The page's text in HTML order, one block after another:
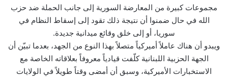
مجموعات كبيرة من المعارضة السورية إلى جانب الحملة ضد حزب
الله في حال ضمنوا أن نتيجة ذلك تقود إلى إسقاط النظام في
سوريا، أو إلى خلق وقائع ميدانية جديدة.
ويبدو أن هناك عاملاً أميركياً متصلاً بهذا النوع من الجهد، بعدما تبيّن أن
الجهة الحزبية اللبنانية كلّفت قيادياً معروفاً بعلاقاته الخاصة مع
الاستخبارات الأميركية، وسبق أن أمضى وقتاً طويلاً في الولايات